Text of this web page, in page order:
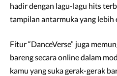
hadir dengan lagu-lagu hits
tampilan antarmuka yang lebih
Fitur “DanceVerse” juga
bareng secara online dalam
kamu yang suka gerak-gerak